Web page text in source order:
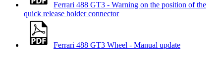
Ferrari 488 GT3 - Warning on the position of the
quick release holder connector
Ferrari 488 GT3 Wheel - Manual update